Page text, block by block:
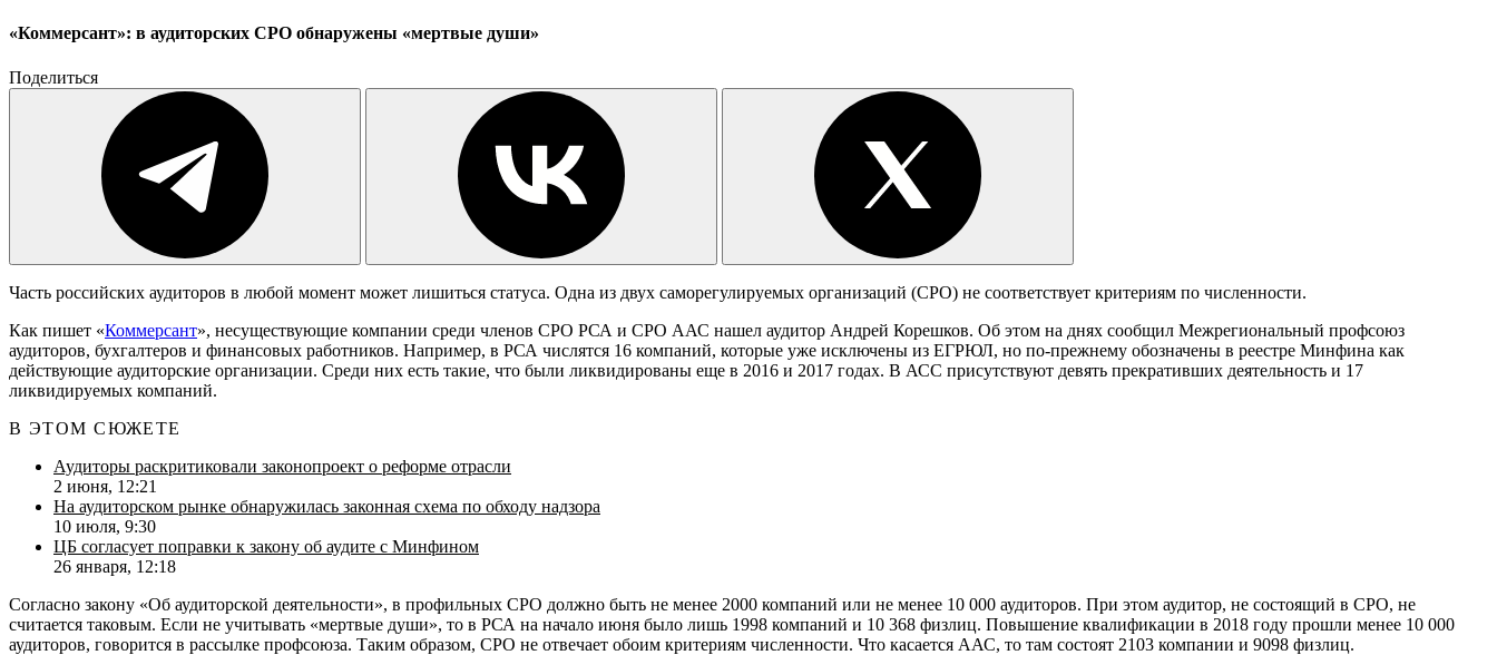
«Коммерсант»: в аудиторских СРО обнаружены «мертвые души»
Поделиться
Часть российских аудиторов в любой момент может лишиться статуса. Одна из двух саморегулируемых организаций (СРО) не соответствует критериям по численности.
Как пишет «Коммерсант», несуществующие компании среди членов СРО РСА и СРО ААС нашел аудитор Андрей Корешков. Об этом на днях сообщил Межрегиональный профсоюз
аудиторов, бухгалтеров и финансовых работников. Например, в РСА числятся 16 компаний, которые уже исключены из ЕГРЮЛ, но по-прежнему обозначены в реестре Минфина как
действующие аудиторские организации. Среди них есть такие, что были ликвидированы еще в 2016 и 2017 годах. В АСС присутствуют девять прекративших деятельность и 17
ликвидируемых компаний.
В ЭТОМ СЮЖЕТЕ
Аудиторы раскритиковали законопроект о реформе отрасли
2 июня, 12:21
На аудиторском рынке обнаружилась законная схема по обходу надзора
10 июля, 9:30
ЦБ согласует поправки к закону об аудите с Минфином
26 января, 12:18
Согласно закону «Об аудиторской деятельности», в профильных СРО должно быть не менее 2000 компаний или не менее 10 000 аудиторов. При этом аудитор, не состоящий в СРО, не
считается таковым. Если не учитывать «мертвые души», то в РСА на начало июня было лишь 1998 компаний и 10 368 физлиц. Повышение квалификации в 2018 году прошли менее 10 000
аудиторов, говорится в рассылке профсоюза. Таким образом, СРО не отвечает обоим критериям численности. Что касается ААС, то там состоят 2103 компании и 9098 физлиц.